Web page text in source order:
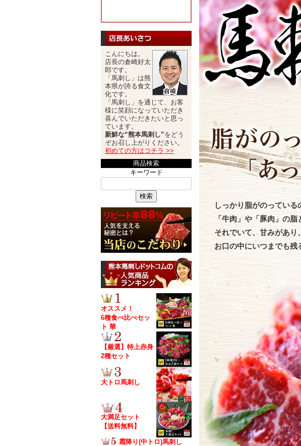
こんにちは。
店長の倉崎好太
郎です。
「馬刺し」は熊
本県が誇る食文
化です。
「馬刺し」を通じて、お客
様に笑顔になっていただき
喜んでいただきたいと思っ
ています。
新鮮な“熊本馬刺し”をどう
ぞお召し上がりください。
初めての方はコチラ >>
商品検索
キーワード
検索
オススメ！
6種食べ比べセッ
ト 華
【厳選】特上赤身
2種セット
大トロ馬刺し
大満足セット
【送料無料】
霜降り(中トロ)馬刺し
しっかり脂がのっている
「牛肉」や「豚肉」の脂
それでいて、甘みがあり
お口の中にいつまでも残